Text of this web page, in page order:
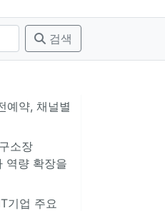
검색
예약, 채널별
소장
역량 확장을
기업 주요